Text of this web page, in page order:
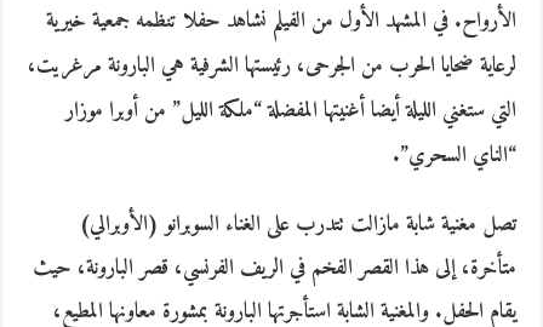
الأرواح. في المشهد الأول من الفيلم نشاهد حفلا تنظمه جمعية خيرية
لرعاية ضحايا الحرب من الجرحى، رئيستها الشرفية هي البارونة مرغريت،
التي ستغني الليلة أيضا أغنيتها المفضلة “ملكة الليل” من أوبرا موزار
“الناي السحري”.
تصل مغنية شابة مازالت تتدرب على الغناء السوبرانو (الأوبرالي)
متأخرة، إلى هذا القصر الفخم في الريف الفرنسي، قصر البارونة، حيث
يقام الحفل. والمغنية الشابة استأجرتها البارونة بمشورة معاونها المطيع،